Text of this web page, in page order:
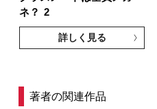
ネ？ 2
詳しく見る
著者の関連作品